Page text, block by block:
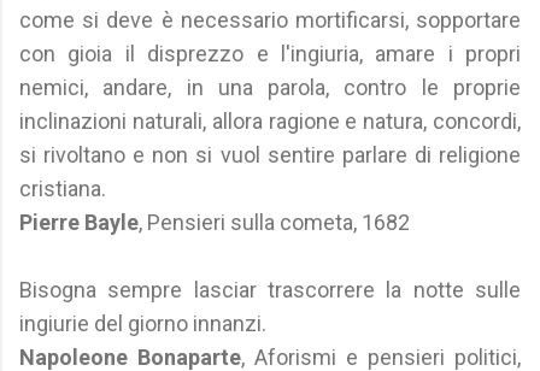
come si deve è necessario mortificarsi, sopportare
con gioia il disprezzo e l'ingiuria, amare i propri
nemici, andare, in una parola, contro le proprie
inclinazioni naturali, allora ragione e natura, concordi,
si rivoltano e non si vuol sentire parlare di religione
cristiana.
Pierre Bayle, Pensieri sulla cometa, 1682
Bisogna sempre lasciar trascorrere la notte sulle
ingiurie del giorno innanzi.
Napoleone Bonaparte, Aforismi e pensieri politici,